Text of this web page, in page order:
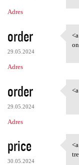
Adres
order
29.05.2024
Adres
<a
order
29.05.2024
Adres
<a
price
30.05.2024
<a